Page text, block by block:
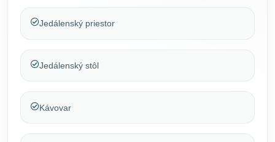
Jedálenský priestor
Jedálenský stôl
Kávovar